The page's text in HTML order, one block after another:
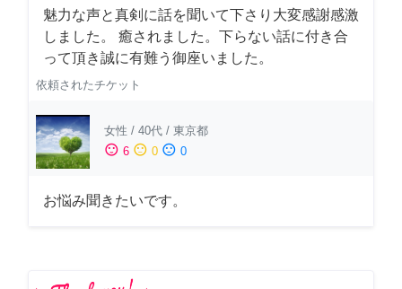
魅力な声と真剣に話を聞いて下さり大変感謝感激
しました。 癒されました。下らない話に付き合
って頂き誠に有難う御座いました。
依頼されたチケット
女性 / 40代 / 東京都
sentiment_satisfied 6 sentiment_neutral 0 sentiment_dissatisfied 0
お悩み聞きたいです。